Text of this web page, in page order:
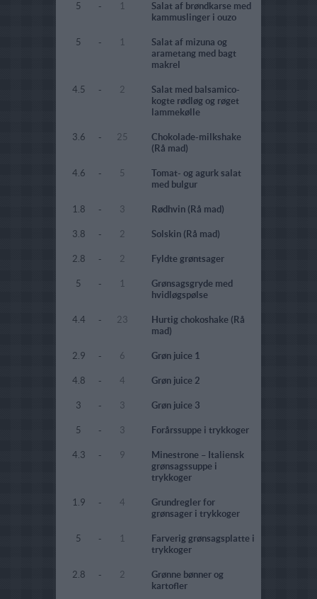
5 - 1
Salat af brøndkarse med
kammuslinger i ouzo
5 - 1
Salat af mizuna og
arametang med bagt
makrel
4.5 - 2
Salat med balsamico-
kogte rødløg og røget
lammekølle
3.6 - 25
Chokolade-milkshake
(Rå mad)
4.6 - 5
Tomat- og agurk salat
med bulgur
1.8 - 3 Rødhvin (Rå mad)
3.8 - 2 Solskin (Rå mad)
2.8 - 2 Fyldte grøntsager
5 - 1
Grønsagsgryde med
hvidløgspølse
4.4 - 23
Hurtig chokoshake (Rå
mad)
2.9 - 6 Grøn juice 1
4.8 - 4 Grøn juice 2
3 - 3 Grøn juice 3
5 - 3 Forårssuppe i trykkoger
4.3 - 9
Minestrone – Italiensk
grønsagssuppe i
trykkoger
1.9 - 4
Grundregler for
grønsager i trykkoger
5 - 1
Farverig grønsagsplatte i
trykkoger
2.8 - 2
Grønne bønner og
kartofler